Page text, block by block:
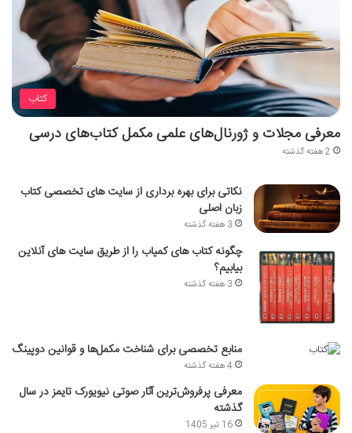
کتاب
معرفی مجلات و ژورنال‌های علمی مکمل کتاب‌های درسی
2 هفته گذشته
نکاتی برای بهره برداری از سایت های تخصصی کتاب
زبان اصلی
3 هفته گذشته
چگونه کتاب های کمیاب را از طریق سایت های آنلاین
بیابیم؟
3 هفته گذشته
منابع تخصصی برای شناخت مکمل‌ها و قوانین دوپینگ
4 هفته گذشته
معرفی پرفروش‌ترین آثار صوتی نیویورک تایمز در سال
گذشته
16 تیر 1405